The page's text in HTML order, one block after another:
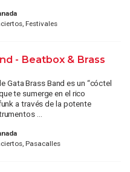
Festivales
- Beatbox & Brass
Gata Brass Band es un “cóctel
te sumerge en el rico
a través de la potente
...
Pasacalles